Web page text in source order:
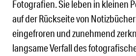
Fotografien. Sie leben in kleinen
auf der Rückseite von
eingefroren und zunehmend
langsame Verfall des